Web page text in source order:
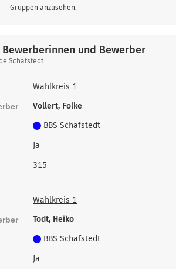
Gruppen anzusehen.
und Bewerber
Schafstedt
Wahlkreis 1
Vollert, Folke
BBS Schafstedt
Ja
315
Wahlkreis 1
Todt, Heiko
BBS Schafstedt
Ja